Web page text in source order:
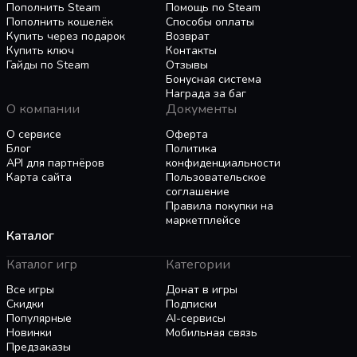
Пополнить Steam
Пополнить кошелёк
Купить через подарок
Купить ключ
Гайды по Steam
Помощь по Steam
Способы оплаты
Возврат
Контакты
Отзывы
Бонусная система
Награда за баг
О компании
О сервисе
Блог
API для партнёров
Карта сайта
Документы
Оферта
Политика
конфиденциальности
Пользовательское
соглашение
Правила покупки на
маркетплейсе
Каталог
Каталог игр
Все игры
Скидки
Популярные
Новинки
Предзаказы
Категории
Донат в игры
Подписки
AI-сервисы
Мобильная связь